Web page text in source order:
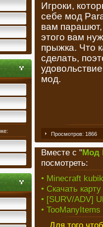
Игроки,
себе мод
вам
этого вам
прыжка. Что
сделать,
мод.
Просмотров: 1866
Вместе с "Мод
посмотреть:
• Minecraft kubik
• Скачать
• [SURV/ADV]
•
Для того